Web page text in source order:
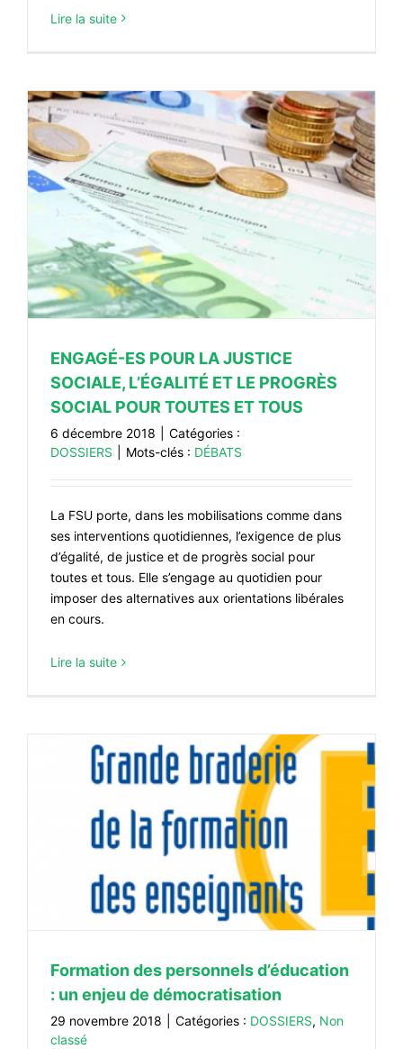
Lire la suite
ENGAGÉ-ES POUR LA JUSTICE
SOCIALE, L’ÉGALITÉ ET LE PROGRÈS
SOCIAL POUR TOUTES ET TOUS
6 décembre 2018
Catégories :
DOSSIERS
Mots-clés : DÉBATS
La FSU porte, dans les mobilisations comme dans
ses interventions quotidiennes, l’exigence de plus
d’égalité, de justice et de progrès social pour
toutes et tous. Elle s’engage au quotidien pour
imposer des alternatives aux orientations libérales
en cours.
Lire la suite
Formation des personnels d’éducation
: un enjeu de démocratisation
29 novembre 2018 Catégories : DOSSIERS, Non
classé